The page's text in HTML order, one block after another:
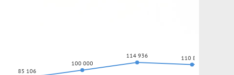
85 106
100 000
114 936 110 833